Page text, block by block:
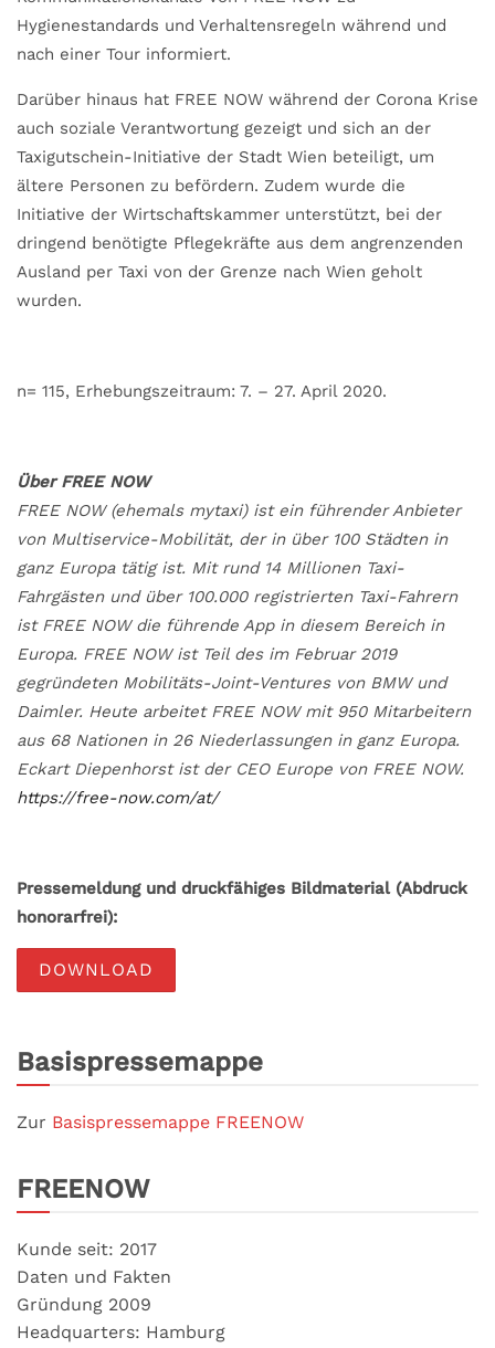
Hygienestandards und Verhaltensregeln während und
nach einer Tour informiert.
Darüber hinaus hat FREE NOW während der Corona Krise
auch soziale Verantwortung gezeigt und sich an der
Taxigutschein-Initiative der Stadt Wien beteiligt, um
ältere Personen zu befördern. Zudem wurde die
Initiative der Wirtschaftskammer unterstützt, bei der
dringend benötigte Pflegekräfte aus dem angrenzenden
Ausland per Taxi von der Grenze nach Wien geholt
wurden.
n= 115, Erhebungszeitraum: 7. – 27. April 2020.
Über FREE NOW
FREE NOW (ehemals mytaxi) ist ein führender Anbieter
von Multiservice-Mobilität, der in über 100 Städten in
ganz Europa tätig ist. Mit rund 14 Millionen Taxi-
Fahrgästen und über 100.000 registrierten Taxi-Fahrern
ist FREE NOW die führende App in diesem Bereich in
Europa. FREE NOW ist Teil des im Februar 2019
gegründeten Mobilitäts-Joint-Ventures von BMW und
Daimler. Heute arbeitet FREE NOW mit 950 Mitarbeitern
aus 68 Nationen in 26 Niederlassungen in ganz Europa.
Eckart Diepenhorst ist der CEO Europe von FREE NOW.
https://free-now.com/at/
Pressemeldung und druckfähiges Bildmaterial (Abdruck
honorarfrei):
DOWNLOAD
Basispressemappe
Zur Basispressemappe FREENOW
FREENOW
Kunde seit: 2017
Daten und Fakten
Gründung 2009
Headquarters: Hamburg